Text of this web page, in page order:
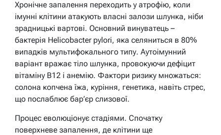
Хронічне запалення переходить у атрофію, коли
імунні клітини атакують власні залози шлунка, ніби
зрадницькі вартові. Основний винуватець –
бактерія Helicobacter pylori, яка селяниться в 80%
випадків мультифокального типу. Аутоімунний
варіант вражає тіло шлунка, провокуючи дефіцит
вітаміну B12 і анемію. Фактори ризику множаться:
солона копчена їжа, куріння, генетика, навіть стрес,
що послаблює бар’єр слизової.
Процес еволюціонує стадіями. Спочатку
поверхневе запалення, де клітини ще